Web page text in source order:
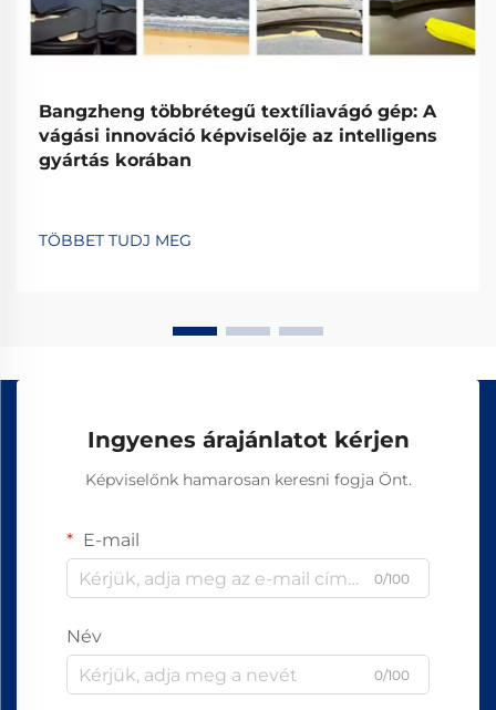
Bangzheng többrétegű textíliavágó gép: A
vágási innováció képviselője az intelligens
gyártás korában
TÖBBET TUDJ MEG
Ingyenes árajánlatot kérjen
Képviselőnk hamarosan keresni fogja Önt.
E-mail
0/100
Név
0/100